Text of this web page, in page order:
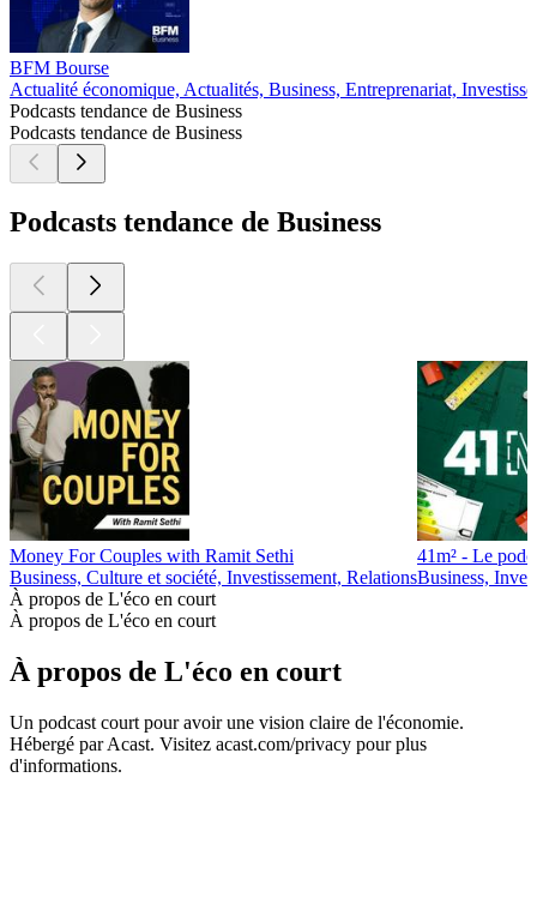
BFM Bourse
Actualité économique, Actualités, Business, Entreprenariat,
Podcasts tendance de Business
Podcasts tendance de Business
Podcasts tendance de Business
Money For Couples with Ramit Sethi
Business, Culture et société, Investissement, Relations
41m² - Le
Business,
À propos de L'éco en court
À propos de L'éco en court
À propos de L'éco en court
Un podcast court pour avoir une vision claire de l'économie.
Hébergé par Acast. Visitez acast.com/privacy pour plus
d'informations.